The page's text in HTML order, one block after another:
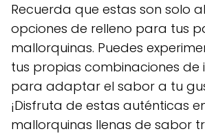
Recuerda que estas son solo
opciones de relleno para tus
mallorquinas. Puedes
tus propias combinaciones de
para adaptar el sabor a tu
¡Disfruta de estas auténticas
mallorquinas llenas de sabor